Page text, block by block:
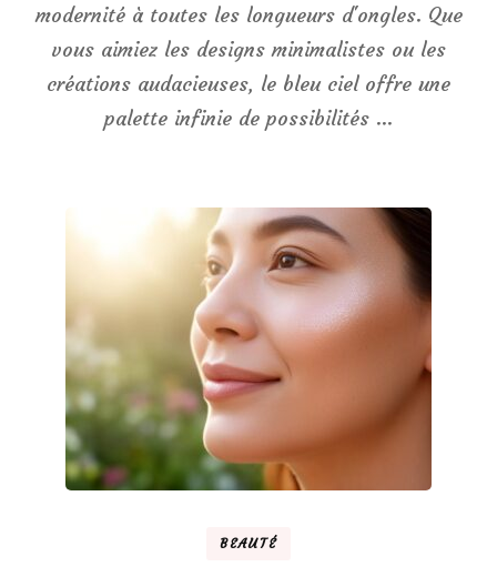
modernité à toutes les longueurs d'ongles. Que
vous aimiez les designs minimalistes ou les
créations audacieuses, le bleu ciel offre une
palette infinie de possibilités …
BEAUTÉ